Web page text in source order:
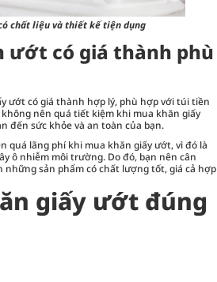
chất liệu và thiết kế tiện dụng
ướt có giá thành phù
ướt có giá thành hợp lý, phù hợp với túi tiền
nên quá tiết kiệm khi mua khăn giấy
đến sức khỏe và an toàn của bạn.
quá lãng phí khi mua khăn giấy ướt, vì đó là
ô nhiễm môi trường. Do đó, bạn nên cân
những sản phẩm có chất lượng tốt, giá cả hợp
giấy ướt đúng